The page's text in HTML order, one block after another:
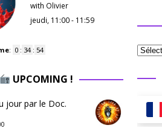
with Olivier
jeudi, 11:00 - 11:59
: 0 : 34 : 52
UPCOMING !
jour par le Doc.